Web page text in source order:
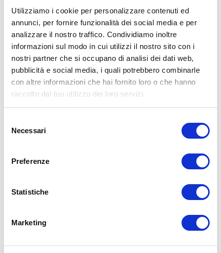
Utilizziamo i cookie per personalizzare contenuti ed
annunci, per fornire funzionalità dei social media e per
analizzare il nostro traffico. Condividiamo inoltre
informazioni sul modo in cui utilizzi il nostro sito con i
nostri partner che si occupano di analisi dei dati web,
pubblicità e social media, i quali potrebbero combinarle
con altre informazioni che hai fornito loro o che hanno
raccolto dal tuo utilizzo dei loro servizi.
delNecessari
Preferenze
Statistiche
Marketing
in pratica. L’allenamento con sovraccarichi, a corpo libero, con i
kettlebell, con il trx, e con altri attrezzi può causare infortuni, si
consiglia pertanto di prestare la massima attenzione e di eseguire
esercizi e metodologie adatte al proprio livello di forma. Consultare
il proprio medico di fiducia prima di intraprendere qualsiasi forma di
attività fisica o regime alimentare.
Condividi:
X
Allenamento
panca pianatutorial